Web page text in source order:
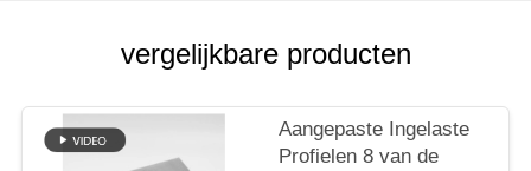
vergelijkbare producten
Aangepaste Ingelaste
Profielen 8 van de